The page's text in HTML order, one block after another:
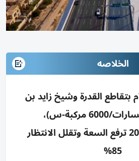
الخلاصه
افتتاح جسر 700م بتقاطع القدرة وشيخ زايد بن
حمدان (4 مسارات/6000 مركبة-س)،
واستكمالات 2026 ترفع السعة وتقلل الانتظار
85%